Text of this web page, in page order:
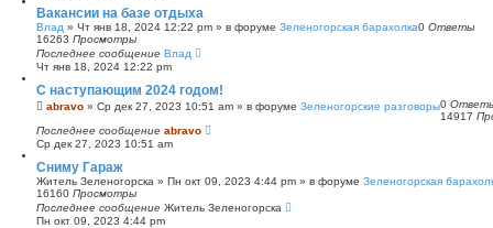
Вакансии на базе отдыха
Влад » Чт янв 18, 2024 12:22 pm » в форуме Зеленогорская барахолка0 Ответы
16263 Просмотры
Последнее сообщение Влад
Чт янв 18, 2024 12:22 pm
С наступающим 2024 годом!
abravo » Ср дек 27, 2023 10:51 am » в форуме Зеленогорские разговоры0
14917
Последнее сообщение abravo
Ср дек 27, 2023 10:51 am
Сниму Гараж
Житель Зеленогорска » Пн окт 09, 2023 4:44 pm » в форуме Зеленогорская
16160 Просмотры
Последнее сообщение Житель Зеленогорска
Пн окт 09, 2023 4:44 pm